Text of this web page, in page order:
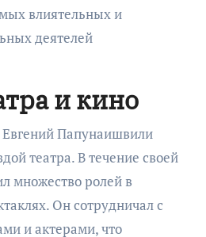
влиятельных и
деятелей
и кино
Евгений Папунаишвили
театра. В течение своей
множество ролей в
Он сотрудничал с
и актерами, что